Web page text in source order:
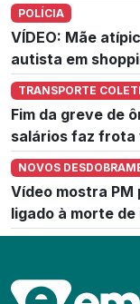
POLÍCIA
VÍDEO: Mãe
autista em
TRANSPORTE
Fim da greve de
salários faz frota
NOVOS
Vídeo mostra
ligado à morte